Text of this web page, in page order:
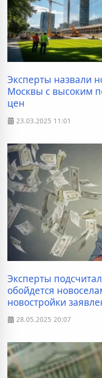
Эксперты назвали
Москвы с высоким
цен
23.03.2025 11:01
Эксперты
обойдется
новостройки
28.05.2025 20:07